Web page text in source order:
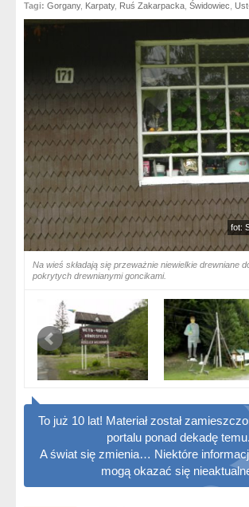
Tagi: Gorgany, Karpaty, Ruś Zakarpacka Świdowiec
fot:
Na wieś składają się przeważnie niewielkie drewniane
pokrytych drewnianymi goncikami.
To już 10 lat! Materiał został
portalu ponad dekadę temu.
A świat się zmienia… Niektóre
mogą okazać się